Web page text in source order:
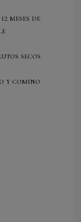
meses de
secos
y comino